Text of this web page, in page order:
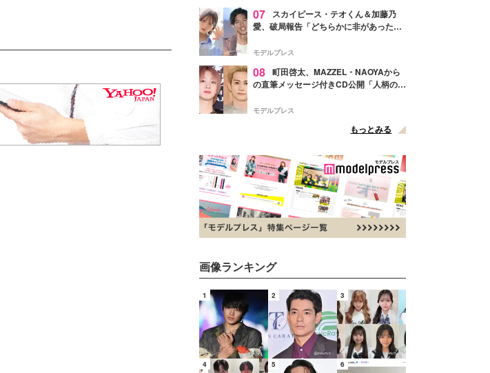
07
スカイピース・テオくん＆加藤乃
愛、破局報告「どちらかに非があったわ
モデルプレス
08 町田啓太、MAZZEL・NAOYAから
の直筆メッセージ付きCD公開「人柄の良
モデルプレス
もっとみる
画像ランキング
1 2 3
4 5 6